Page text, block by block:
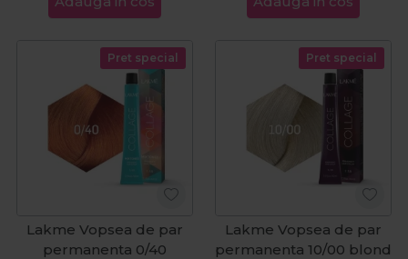
Pret special
Lakme Vopsea de par
permanenta 0/40
Pret special
Lakme Vopsea de par
permanenta 10/00 blond